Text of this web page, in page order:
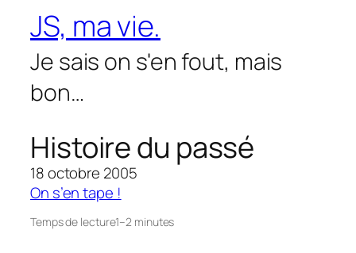
contenu
JS, ma vie.
Je sais on s'en fout, mais
bon…
Histoire du passé
18 octobre 2005
On s’en tape !
Temps de lecture1–2 minutes